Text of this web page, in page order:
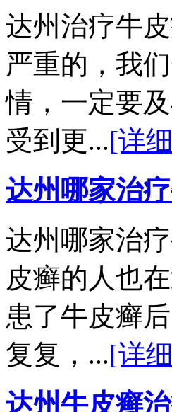
达州治疗牛
严重的，我
情，一定要
受到更...[详
达州哪家治
达州哪家治
皮癣的人也
患了牛皮癣
复复，...[详
达州牛皮癣